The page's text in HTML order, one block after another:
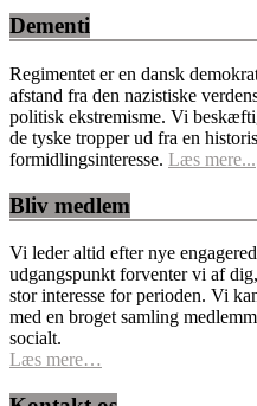
Dementi
Regimentet er en dansk
afstand fra den nazistiske
politisk ekstremisme. Vi
de tyske tropper ud fra en
formidlingsinteresse. Læs mere...
Bliv medlem
Vi leder altid efter nye
udgangspunkt forventer vi af
stor interesse for perioden. Vi
med en broget samling
socialt.
Læs mere…